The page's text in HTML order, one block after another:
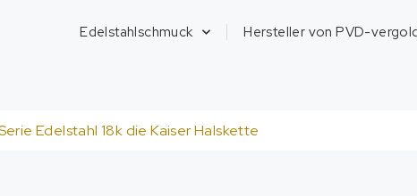
Edelstahlschmuck Hersteller von PVD-
Edelstahl 18k die Kaiser Halskette